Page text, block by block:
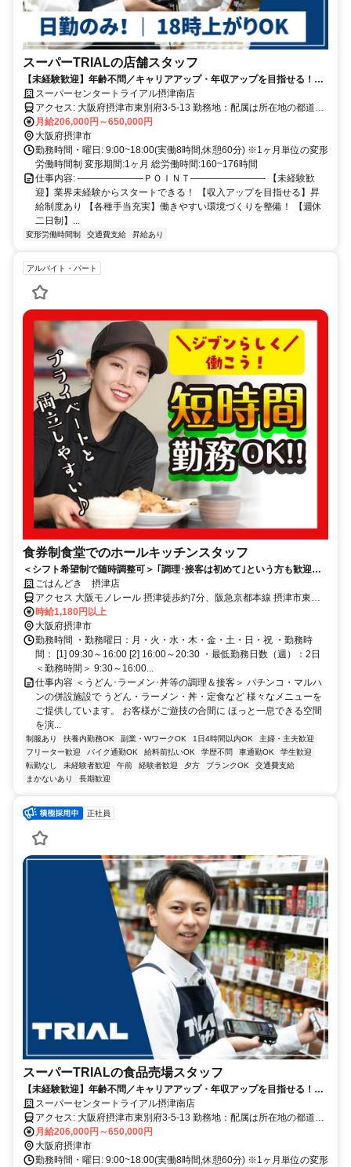
スーパーTRIALの店舗スタッフ
【未経験歓迎】年齢不問／キャリアアップ・年収アップを目指せる！／
小売業等の経験が活かせる／週休二日制／昇給・賞与あり／福利厚生充
実
スーパーセンタートライアル摂津南店
アクセス: 大阪府摂津市東別府3-5-13 勤務地：配属は所在地の都道府
県 ※初任地は最寄りの店舗又は希望エリアを優先し配属します。 ※
エリア内勤務または全国勤務いずれか希望を選択できます。
月給206,000円～650,000円
大阪府摂津市
勤務時間・曜日: 9:00~18:00(実働8時間,休憩60分) ※1ヶ月単位の変形
労働時間制 変形期間:1ヶ月 総労働時間:160~176時間
仕事内容: ―――――――ＰＯＩＮＴ―――――――― 【未経験歓
迎】業界未経験からスタートできる！ 【収入アップを目指せる】昇
給制度あり 【各種手当充実】働きやすい環境づくりを整備！ 【週休
二日制】...
変形労働時間制 交通費支給 昇給あり
アルバイト・パート
食券制食堂でのホールキッチンスタッフ
＜シフト希望制で随時調整可＞ ｢調理･接客は初めて｣という方も歓迎！
基礎から丁寧にフォローアップ！
ごはんどき 摂津店
アクセス 大阪モノレール 摂津徒歩約7分、阪急京都本線 摂津市東改
札口徒歩約20分、大阪モノレール 沢良宜徒歩約20分 摂津駅より徒歩
10分
時給1,180円以上
大阪府摂津市
勤務時間 ・勤務曜日：月・火・水・木・金・土・日・祝 ・勤務時
間： [1] 09:30～16:00 [2] 16:00～20:30 ・最低勤務日数（週）：2日
＜勤務時間＞ 9:30～16:00...
仕事内容 ＜うどん･ラーメン･丼等の調理＆接客＞ パチンコ・マルハ
ンの併設施設で うどん・ラーメン・丼・定食など 様々なメニューを
ご提供しています。 お客様がご遊技の合間に ほっと一息できる空間
を演...
制服あり 扶養内勤務OK 副業・WワークOK 1日4時間以内OK
主婦・主夫歓迎
フリーター歓迎
バイク通勤OK 給料前払いOK 学歴不問 車通勤OK
学生歓迎
転勤なし
未経験者歓迎 午前 経験者歓迎 夕方 ブランクOK
交通費支給
まかないあり
長期歓迎
正社員
スーパーTRIALの食品売場スタッフ
【未経験歓迎】年齢不問／キャリアアップ・年収アップを目指せる！／
小売業等の経験が活かせる／週休二日制／昇給・賞与あり／福利厚生充
実
スーパーセンタートライアル摂津南店
アクセス: 大阪府摂津市東別府3-5-13 勤務地：配属は所在地の都道府
県 ※初任地は最寄りの店舗又は希望エリアを優先し配属します。 ※
エリア内勤務または全国勤務いずれか希望を選択できます。
月給206,000円～650,000円
大阪府摂津市
勤務時間・曜日: 9:00~18:00(実働8時間,休憩60分) ※1ヶ月単位の変形